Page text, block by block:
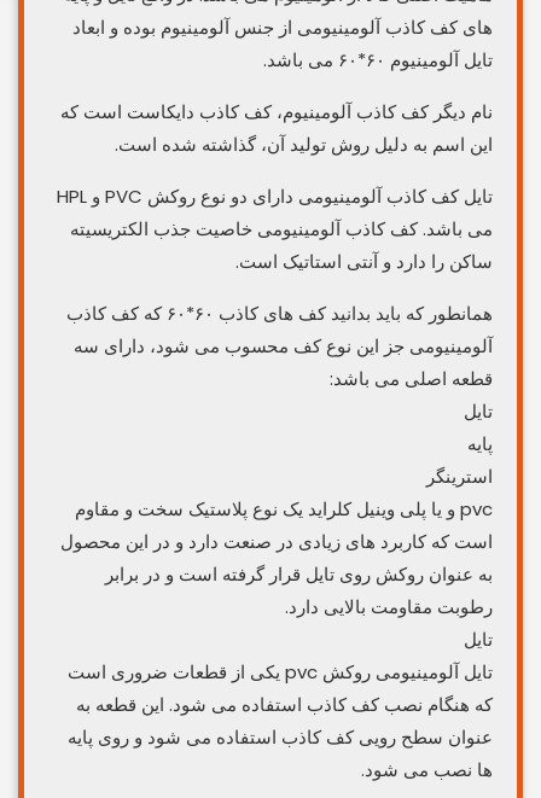
های کف کاذب آلومینیومی از جنس آلومینیوم بوده و ابعاد
تایل آلومینیوم ۶۰*۶۰ می باشد.
نام دیگر کف کاذب آلومینیوم، کف کاذب دایکاست است که
این اسم به دلیل روش تولید آن، گذاشته شده است.
تایل کف کاذب آلومینیومی دارای دو نوع روکش PVC و HPL
می باشد. کف کاذب آلومینیومی خاصیت جذب الکتریسیته
ساکن را دارد و آنتی استاتیک است.
همانطور که باید بدانید کف های کاذب ۶۰*۶۰ که کف کاذب
آلومینیومی جز این نوع کف محسوب می شود، دارای سه
قطعه اصلی می باشد:
تایل
پایه
استرینگر
pvc و یا پلی وینیل کلراید یک نوع پلاستیک سخت و مقاوم
است که کاربرد های زیادی در صنعت دارد و در این محصول
به عنوان روکش روی تایل قرار گرفته است و در برابر
رطوبت مقاومت بالایی دارد.
تایل
تایل آلومینیومی روکش pvc یکی از قطعات ضروری است
که هنگام نصب کف کاذب استفاده می شود. این قطعه به
عنوان سطح رویی کف کاذب استفاده می شود و روی پایه
ها نصب می شود.